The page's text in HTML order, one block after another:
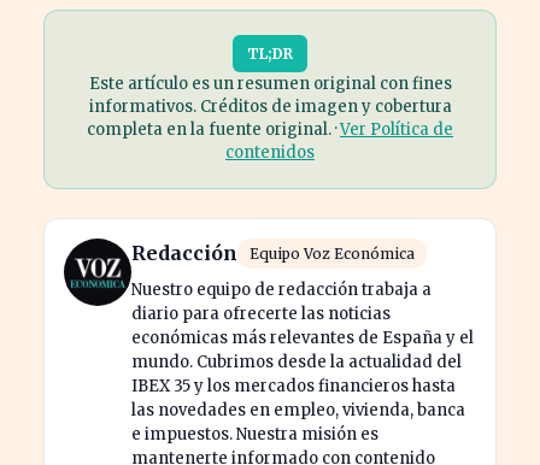
TL;DR
Este artículo es un resumen original con fines
informativos. Créditos de imagen y cobertura
completa en la fuente original. ·Ver Política de
contenidos
Redacción Equipo Voz Económica
Nuestro equipo de redacción trabaja a
diario para ofrecerte las noticias
económicas más relevantes de España y el
mundo. Cubrimos desde la actualidad del
IBEX 35 y los mercados financieros hasta
las novedades en empleo, vivienda, banca
e impuestos. Nuestra misión es
mantenerte informado con contenido